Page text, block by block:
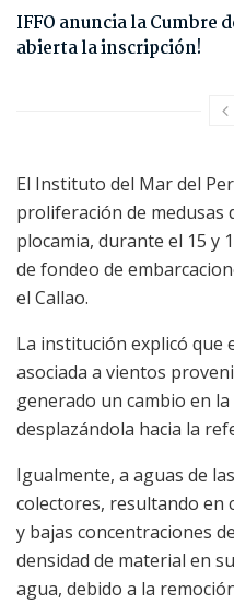
IFFO anuncia la Cumbre
abierta la inscripción!
El Instituto del Mar del
proliferación de medusas
plocamia, durante el 15 y
de fondeo de
el Callao.
La institución explicó
asociada a vientos
generado un cambio en
desplazándola hacia la
Igualmente, a aguas de
colectores, resultando en
y bajas concentraciones
densidad de material en
agua, debido a la